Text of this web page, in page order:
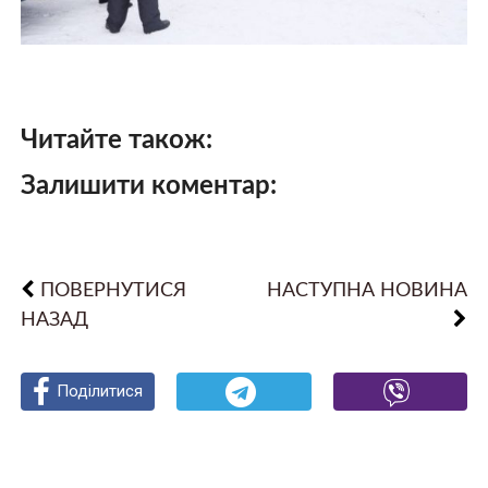
Читайте також:
Залишити коментар:
ПОВЕРНУТИСЯ
НАЗАД
НАСТУПНА НОВИНА
Поділитися
Поділитися
Поділитися